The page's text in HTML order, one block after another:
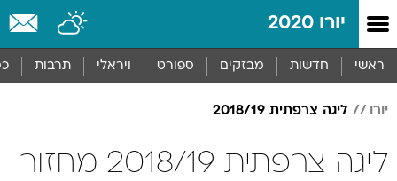
יורו 2020
ראשי חדשות מבזקים ספורט ויראלי תרבות
יורו ליגה צרפתית 2018/19
ליגה צרפתית 2018/19 מחזור